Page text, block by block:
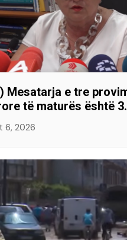
Mesatarja e tre
të maturës është
6, 2026